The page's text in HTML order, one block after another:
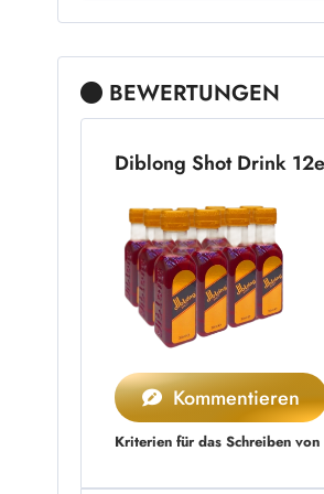
BEWERTUNGEN
Diblong Shot Drink
Kommentieren
Kriterien für das Schreiben